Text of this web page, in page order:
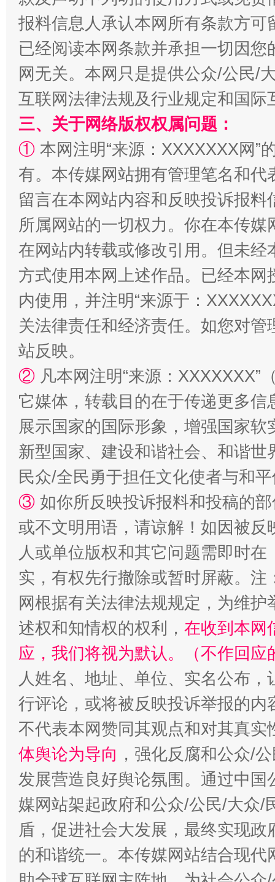
解纷+调解+退费，一次搞定
站台名比不上好声名
漫山遍野的桃花与雪山、麦地、白藏房 除
报料信息人承认本网所有条款方
已经阅读本网条款并承担一切因
网无关。本网只是提供公众/公民/
互联网法律法规及行业规定和国
三、关于网络版权权属问题：
① 本网注明“来源：XXXXXXX网”
有。本传媒网站拥有管理笔名和
留言在本网站内容和反映投诉报
所属网站的一切权力。你在本传
在网站内转载或修改引用。但未
方式使用本网上述作品。已经本
内使用，并注明“来源于：
关法律责任和经济责任。如您对
站反映。
② 凡本网注明“来源：
它媒体，转载目的在于传递更多
展示国家的国际形象，增强国家
新型国家、建设和谐社会、和谐
民众/全民勇于担任文化使者与和
③ 如你所反映投诉报料和投稿的
或不文明用语，请谅解！如因被
人或单位版权和其它问题需即时在
实，有权先行撤除或暂时屏蔽。
网根据有关法律法规规定，为维
述权和知情权的权利， 在收到本网
应，我们将视为默认。（不作回应
人姓名、地址、单位、实名公布
行评论，或将被反映投诉举报的
不代表本网赞同其观点和对其真实
体舆论为导向 ，强化反腐和公众/
发展营造良好舆论氛围。通过中
媒网站架起政府和公众/公民/大众/
盾，促进社会大发展，最终实现
的和谐统一。本传媒网站结合现